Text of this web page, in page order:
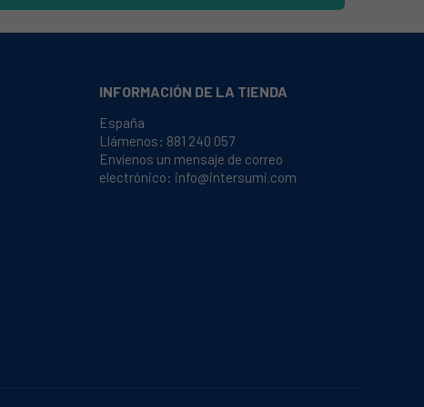
INFORMACIÓN DE LA TIENDA
España
Llámenos: 881 240 057
Envíenos un mensaje de correo
electrónico: info@intersumi.com